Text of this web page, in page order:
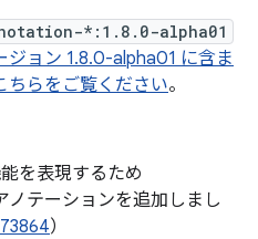
*:1.8.0-alpha01
ジョン 1.8.0-alpha01 に含ま
ちらをご覧ください。
を表現するため
ノテーションを追加しまし
）